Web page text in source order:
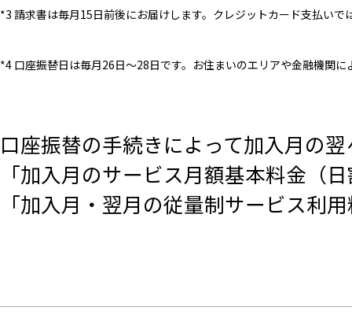
*3 請求書は毎月15日前後にお届けします。クレジットカード支払い
*4 口座振替日は毎月26日～28日です。お住まいのエリアや金融機関
口座振替の手続きによって加入月の
「加入月のサービス月額基本料金（
「加入月・翌月の従量制サービス利